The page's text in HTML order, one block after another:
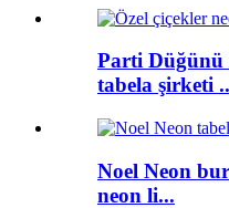
Parti Düğünü
tabela şirketi
Noel Neon
neon li...